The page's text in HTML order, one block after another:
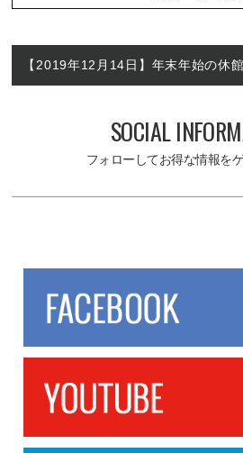
【2019年12月14日】年末年始の休
SOCIAL
フォローしてお得な情報を